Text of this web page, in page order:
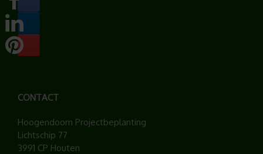
CONTACT
Hoogendoorn Projectbeplanting
Lichtschip 77
3991 CP Houten